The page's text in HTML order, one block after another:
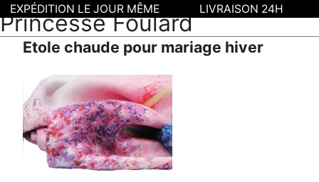
Princesse Foulard
Etole chaude pour mariage hiver
EXPÉDITION LE JOUR MÊME LIVRAISON 24H